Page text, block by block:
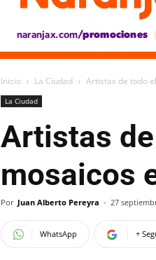
Inicio La Ciudad Artistas de todo
La Ciudad
Artistas
mosaicos
Por Juan Alberto Pereyra - 27
WhatsApp +